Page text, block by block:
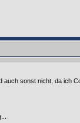
auch sonst nicht, da ich